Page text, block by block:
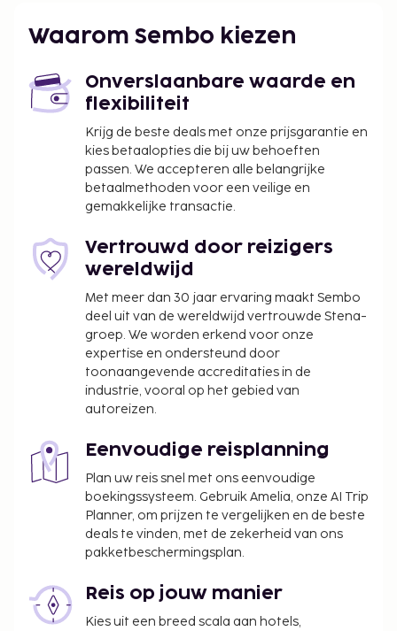
plaatse heb je parkeerplaatsen. Profiteer van een
seizoensgebonden buitenzwembad of maak
van Balsamico Tradiitional Suites kunnen iets
lekkers halen bij de snackbar/deli. Dagelijks kun je
van 08.30 uur tot 10.30 uur genieten van een gratis
lokaal ontbijt.
De volgende kosten dienen bij de accommodatie te
worden betaald. De kosten kunnen inclusief
Er wordt een stadsbelasting door de stad geïnd
en bij de accommodatie in rekening gebracht.
Deze belasting wordt per seizoen aangepast en
geldt mogelijk niet het hele jaar lang. Er gelden
mogelijk ook andere uitzonderingen en
kortingen. Neem voor meer informatie contact
op met de accommodatie via de
contactgegevens in de boekingsbevestiging.
november tot 31 maart betaal je EUR 0.50 per
accommodatie, per nacht.
De stad heft de volgende belasting: van 1 april
tot 31 oktober betaal je EUR 2.00 per
accommodatie, per nacht.
We hebben alle kosten vermeld die de
accommodatie aan ons heeft doorgegeven.
Parkeerkosten: EUR 4 per nacht
Waarom Sembo kiezen
Onverslaanbare waarde en
flexibiliteit
Krijg de beste deals met onze prijsgarantie en
kies betaalopties die bij uw behoeften
passen. We accepteren alle belangrijke
betaalmethoden voor een veilige en
gemakkelijke transactie.
Vertrouwd door reizigers
wereldwijd
Met meer dan 30 jaar ervaring maakt Sembo
deel uit van de wereldwijd vertrouwde Stena-
groep. We worden erkend voor onze
expertise en ondersteund door
toonaangevende accreditaties in de
industrie, vooral op het gebied van
autoreizen.
Eenvoudige reisplanning
Plan uw reis snel met ons eenvoudige
boekingssysteem. Gebruik Amelia, onze AI Trip
Planner, om prijzen te vergelijken en de beste
deals te vinden, met de zekerheid van ons
pakketbeschermingsplan.
Reis op jouw manier
Kies uit een breed scala aan hotels,